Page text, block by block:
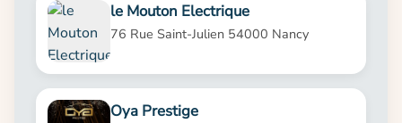
le Mouton Electrique
76 Rue Saint-Julien 54000 Nancy
Oya Prestige